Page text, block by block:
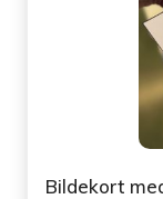
Bildekort